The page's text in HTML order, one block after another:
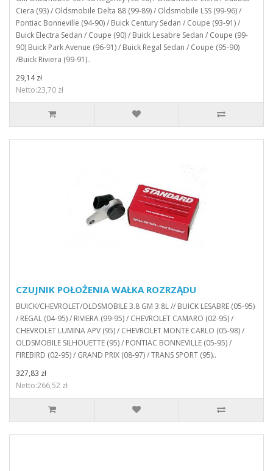
Ciera (93) / Oldsmobile Delta 88 (99-89) / Oldsmobile LSS (99-96) /
Pontiac Bonneville (94-90) / Buick Century Sedan / Coupe (93-91) /
Buick Electra Sedan / Coupe (90) / Buick Lesabre Sedan / Coupe (99-
90) Buick Park Avenue (96-91) / Buick Regal Sedan / Coupe (95-90)
/Buick Riviera (99-91)..
29,14 zł
Netto:23,70 zł
CZUJNIK POŁOŻENIA WAŁKA ROZRZĄDU
BUICK/CHEVROLET/OLDSMOBILE 3.8 GM 3.8L // BUICK LESABRE (05-95)
/ REGAL (04-95) / RIVIERA (99-95) / CHEVROLET CAMARO (02-95) /
CHEVROLET LUMINA APV (95) / CHEVROLET MONTE CARLO (05-98) /
OLDSMOBILE SILHOUETTE (95) / PONTIAC BONNEVILLE (05-95) /
FIREBIRD (02-95) / GRAND PRIX (08-97) / TRANS SPORT (95)..
327,83 zł
Netto:266,52 zł